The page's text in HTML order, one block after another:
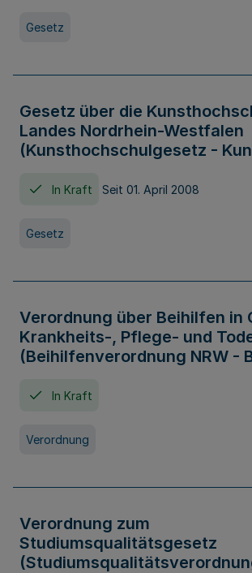
Gesetz
Gesetz über die
Landes Nordrhein-Westfalen
(Kunsthochschulgesetz -
In Kraft Seit 01. April 2008
Gesetz
Verordnung über Beihilfen in
Krankheits-, Pflege- und
(Beihilfenverordnung NRW -
In Kraft
Verordnung
Verordnung zum
Studiumsqualitätsgesetz